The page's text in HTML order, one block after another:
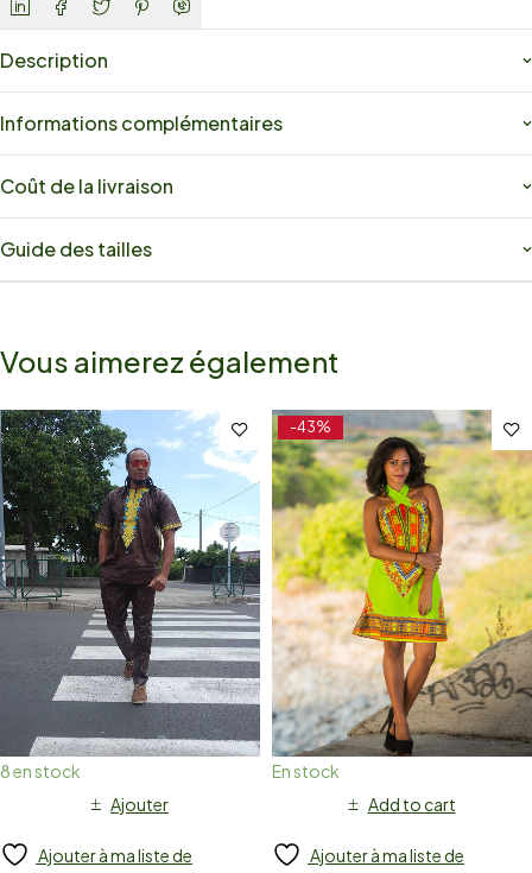
Description
Informations complémentaires
Coût de la livraison
Guide des tailles
Vous aimerez également
8 en stock
Ajouter
Ajouter à ma liste de
-43%
En stock
Add to cart
Ajouter à ma liste de